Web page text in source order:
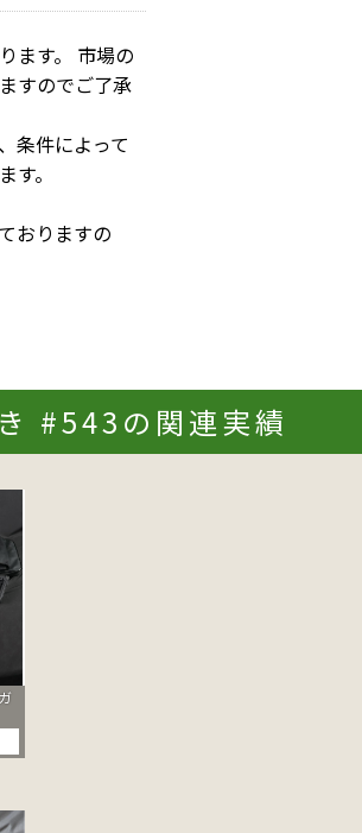
ます。 市場の
すのでご了承
条件によって
。
おりますの
#543の関連実績